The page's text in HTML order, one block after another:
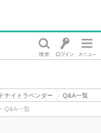
ナイトラベンダー
Q&A一覧
Q&A一覧